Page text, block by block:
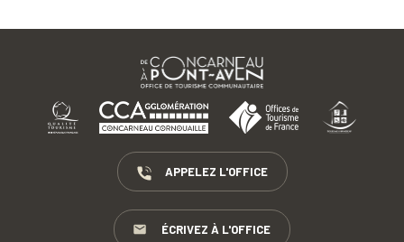
APPELEZ L'OFFICE
ÉCRIVEZ À L'OFFICE